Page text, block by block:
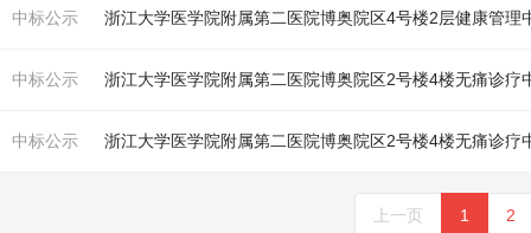
中标公示 浙江大学医学院附属第二医院博奥院区4号楼2层健康管理
中标公示 浙江大学医学院附属第二医院博奥院区2号楼4楼无痛诊疗
中标公示 浙江大学医学院附属第二医院博奥院区2号楼4楼无痛诊疗
上一页 1 2